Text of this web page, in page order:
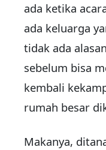
ada ketika
ada keluarga
tidak ada
sebelum bisa
kembali
rumah besar
Makanya,